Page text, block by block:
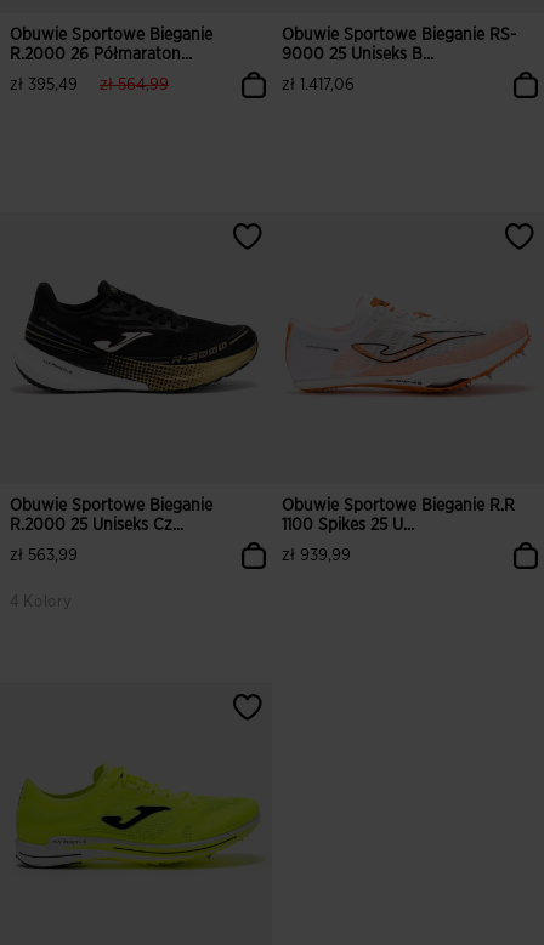
Obuwie Sportowe Bieganie
R.2000 26 Półmaraton...
zł 395,49
label.price.reduced.from
zł 564,99label.price.to
Obuwie Sportowe Bieganie RS-
9000 25 Uniseks B...
zł 1.417,06
Obuwie Sportowe Bieganie
R.2000 25 Uniseks Cz...
zł 563,99
4 Kolory
Obuwie Sportowe Bieganie R.R
1100 Spikes 25 U...
zł 939,99